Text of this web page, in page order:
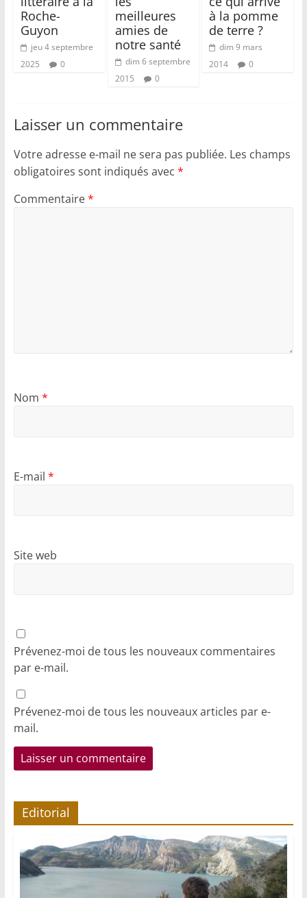
Roche-
Guyon
jeu 4 septembre
2025
0
meilleures
amies de
notre santé
dim 6 septembre
2015
0
à la pomme
de terre ?
dim 9 mars
2014
0
Laisser un commentaire
Votre adresse e-mail ne sera pas publiée. Les champs
obligatoires sont indiqués avec *
Commentaire*
Nom *
E-mail *
Site web
Prévenez-moi de tous les nouveaux commentaires
par e-mail.
Prévenez-moi de tous les nouveaux articles par e-
mail.
Editorial